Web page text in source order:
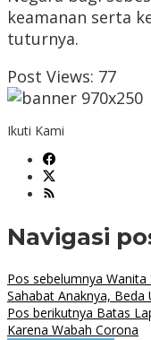
keamanan serta
tuturnya.
Post Views: 77
Ikuti Kami
Navigasi
Pos sebelumnya Wanita
Sahabat Anaknya, Beda
Pos berikutnya Batas
Karena Wabah Corona